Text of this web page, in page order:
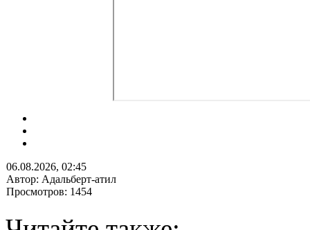
06.08.2026, 02:45
Автор: Адальберт-атил
Просмотров: 1454